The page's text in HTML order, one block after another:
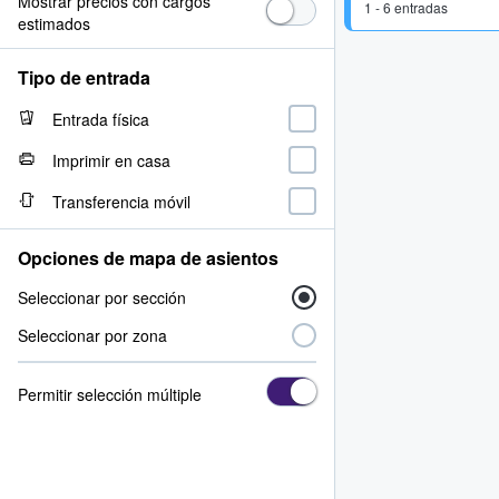
1 - 6 entradas
estimados
Tipo de entrada
Entrada física
Imprimir en casa
Transferencia móvil
Opciones de mapa de asientos
Seleccionar por sección
Seleccionar por zona
Permitir selección múltiple